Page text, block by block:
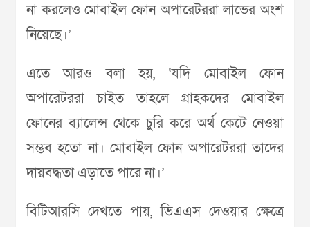
না করলেও মোবাইল ফোন অপারেটররা লাভের অংশ
নিয়েছে।’
এতে আরও বলা হয়, ‘যদি মোবাইল ফোন
অপারেটররা চাইত তাহলে গ্রাহকদের মোবাইল
ফোনের ব্যালেন্স থেকে চুরি করে অর্থ কেটে নেওয়া
সম্ভব হতো না। মোবাইল ফোন অপারেটররা তাদের
দায়বদ্ধতা এড়াতে পারে না।’
বিটিআরসি দেখতে পায়, ভিএএস দেওয়ার ক্ষেত্রে